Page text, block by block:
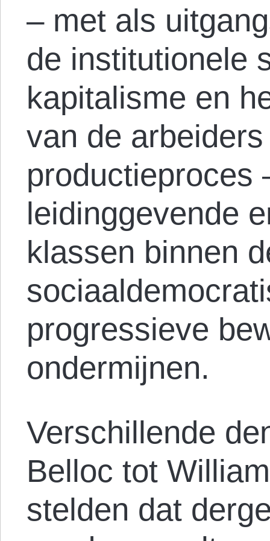
– met als
de institutionele
kapitalisme en
van de
productieproces
leidinggevende
klassen binnen
progressieve
ondermijnen.
Verschillende
Belloc tot
stelden dat